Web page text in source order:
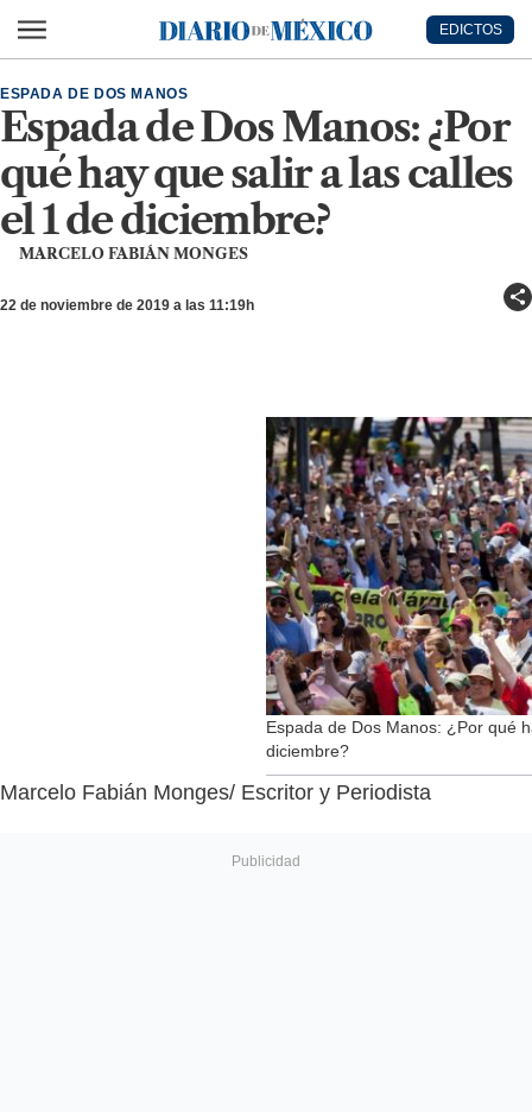
Diario de México
EDICTOS
ESPADA DE DOS MANOS
Espada de Dos Manos: ¿Por
qué hay que salir a las calles
el 1 de diciembre?
MARCELO FABIÁN MONGES
22 de noviembre de 2019 a las 11:19h
Espada de Dos Manos: ¿Por qué
diciembre?
Marcelo Fabián Monges/ Escritor y Periodista